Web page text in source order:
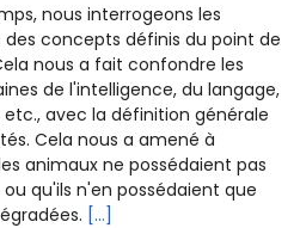
nous interrogeons les
concepts définis du point de
nous a fait confondre les
de l'intelligence, du langage,
avec la définition générale
Cela nous a amené à
animaux ne possédaient pas
qu'ils n'en possédaient que
[...]